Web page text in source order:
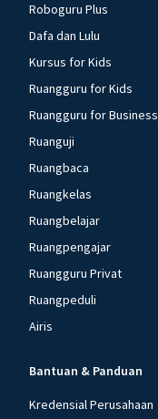
Roboguru Plus
Dafa dan Lulu
Kursus for Kids
Ruangguru for Kids
Ruangguru for Business
Ruanguji
Ruangbaca
Ruangkelas
Ruangbelajar
Ruangpengajar
Ruangguru Privat
Ruangpeduli
Airis
Bantuan & Panduan
Kredensial Perusahaan